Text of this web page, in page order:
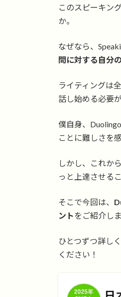
このスピーキン
か。
なぜなら、
問に対する自分
ライティングは
話し始める必要
僕自身、
ことに難しさを
しかし、これか
っと上達させる
そこで今回は、
ントをご紹介し
ひとつずつ詳し
ください！